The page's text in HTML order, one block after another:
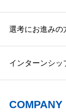
選考にお進みの
インターンシッ
COMPANY